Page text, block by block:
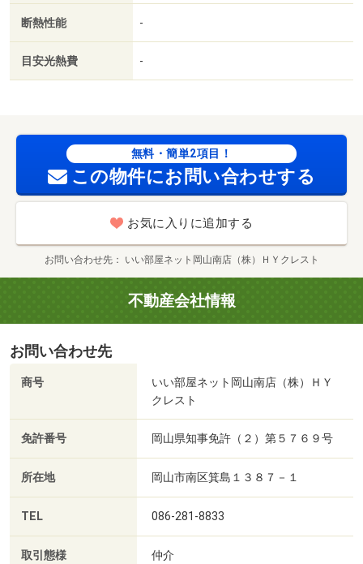
ット☆エアコン☆脱衣所☆クローゼット☆・所属階：１～
２階
断熱性能 -
目安光熱費 -
無料・簡単2項目！
この物件にお問い合わせする
お気に入りに追加する
お問い合わせ先 いい部屋ネット岡山南店（株）ＨＹクレスト
不動産会社情報
お問い合わせ先
商号
いい部屋ネット岡山南店（株）ＨＹ
クレスト
免許番号 岡山県知事免許（２）第５７６９号
所在地 岡山市南区箕島１３８７－１
TEL 086-281-8833
取引態様 仲介